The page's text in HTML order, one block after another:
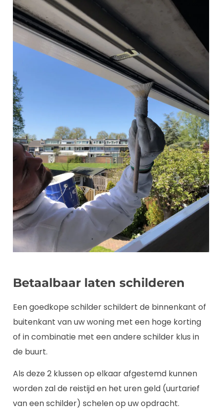
Betaalbaar laten schilderen
Een goedkope schilder schildert de binnenkant of
buitenkant van uw woning met een hoge korting
of in combinatie met een andere schilder klus in
de buurt.
Als deze 2 klussen op elkaar afgestemd kunnen
worden zal de reistijd en het uren geld (uurtarief
van een schilder) schelen op uw opdracht.